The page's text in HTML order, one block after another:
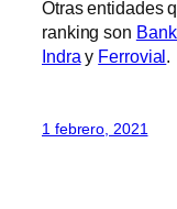
Otras entidades
ranking son
Indra y Ferrovial.
1 febrero, 2021